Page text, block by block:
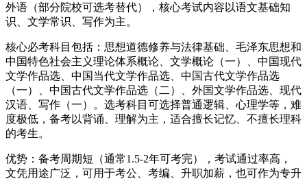
外语（部分院校可选考替代），核心考试内容以语文基础知
识、文学常识、写作为主。
核心必考科目包括：思想道德修养与法律基础、毛泽东思想和
中国特色社会主义理论体系概论、文学概论（一）、中国现代
文学作品选、中国当代文学作品选、中国古代文学作品选
（一）、中国古代文学作品选（二）、外国文学作品选、现代
汉语、写作（一）。选考科目可选择普通逻辑、心理学等，难
度极低，备考以背诵、理解为主，适合擅长记忆、不擅长理科
的考生。
优势：备考周期短（通常1.5-2年可考完），考试通过率高，
文凭用途广泛，可用于考公、考编、升职加薪，也可作为专升